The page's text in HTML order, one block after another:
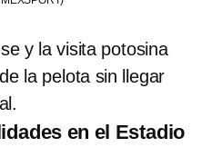
y la visita potosina
la pelota sin llegar
en el Estadio